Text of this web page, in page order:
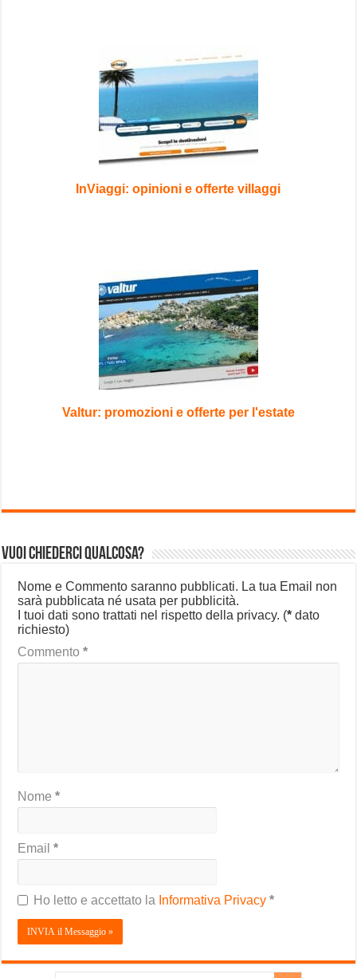
InViaggi: opinioni e offerte villaggi
Valtur: promozioni e offerte per l'estate
Vuoi chiederci qualcosa?
Nome e Commento saranno pubblicati. La tua Email non
sarà pubblicata né usata per pubblicità.
I tuoi dati sono trattati nel rispetto della privacy. (* dato
richiesto)
Commento*
Nome*
Email*
Ho letto e accettato la Informativa Privacy*